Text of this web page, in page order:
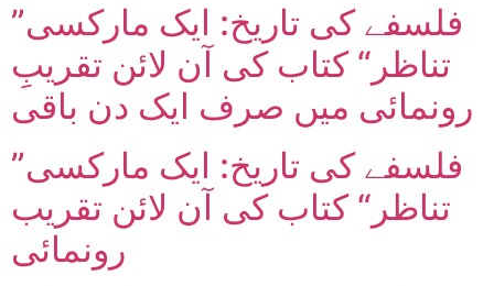
”فلسفے کی تاریخ: ایک مارکسی
تناظر“ کتاب کی آن لائن تقریبِ
رونمائی میں صرف ایک دن باقی
”فلسفے کی تاریخ: ایک مارکسی
تناظر“ کتاب کی آن لائن تقریب
رونمائی